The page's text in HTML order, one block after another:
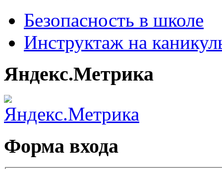
Безопасность в школе
Инструктаж на
Яндекс.Метрика
Форма входа